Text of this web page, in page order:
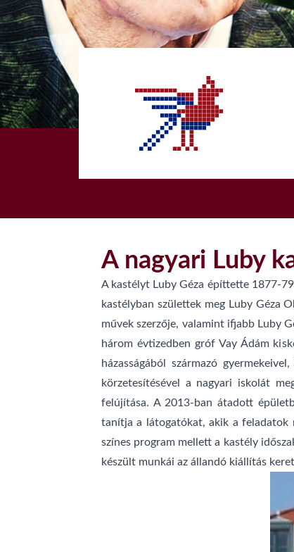
A nagyari Luby
A kastélyt Luby Géza építtette 1877-
kastélyban születtek meg Luby Géza
művek szerzője, valamint ifjabb Luby
három évtizedben gróf Vay Ádám
házasságából származó
körzetesítésével a nagyari iskolát
felújítása. A 2013-ban átadott
tanítja a látogatókat, akik a feladatok
színes program mellett a kastély
készült munkái az állandó kiállítás